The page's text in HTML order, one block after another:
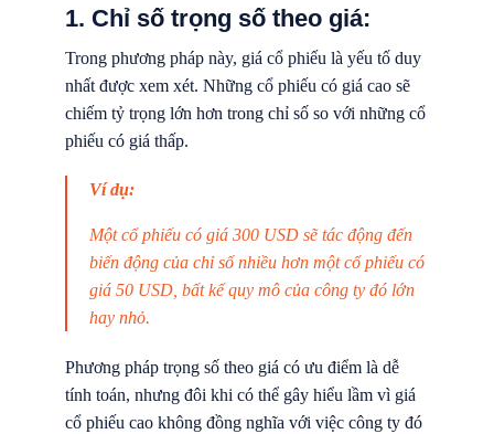
1. Chỉ số trọng số theo giá:
Trong phương pháp này, giá cổ phiếu là yếu tố duy
nhất được xem xét. Những cổ phiếu có giá cao sẽ
chiếm tỷ trọng lớn hơn trong chỉ số so với những cổ
phiếu có giá thấp.
Ví dụ:
Một cổ phiếu có giá 300 USD sẽ tác động đến
biến động của chỉ số nhiều hơn một cổ phiếu có
giá 50 USD, bất kể quy mô của công ty đó lớn
hay nhỏ.
Phương pháp trọng số theo giá có ưu điểm là dễ
tính toán, nhưng đôi khi có thể gây hiểu lầm vì giá
cổ phiếu cao không đồng nghĩa với việc công ty đó